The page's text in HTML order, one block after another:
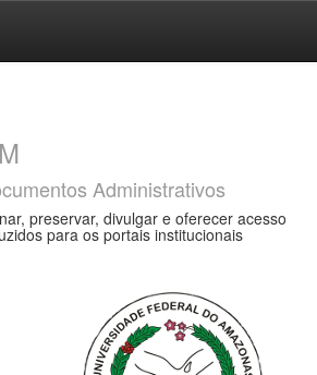
Administrativos
preservar, divulgar e oferecer acesso
para os portais institucionais